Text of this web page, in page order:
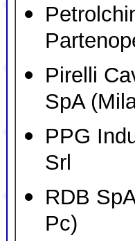
Pirelli
SpA
PPG
Srl
RDB
Pc)